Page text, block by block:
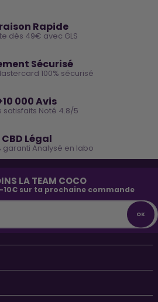
Rapide
dès 49€ avec GLS
Sécurisé
100% sécurisé
000 Avis
satisfaits Noté 4.8/5
CBD Légal
garanti Analysé en labo
LA TEAM COCO
sur ta prochaine commande